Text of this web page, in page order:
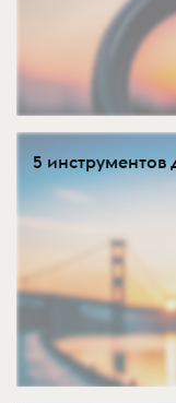
5 инструментов